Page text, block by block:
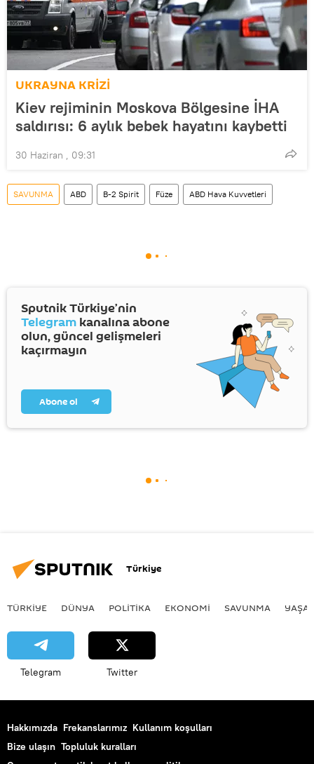
UKRAYNA KRİZİ
Kiev rejiminin Moskova Bölgesine İHA
saldırısı: 6 aylık bebek hayatını kaybetti
30 Haziran , 09:31
SAVUNMA ABD B-2 Spirit Füze ABD Hava Kuvvetleri
Sputnik Türkiye’nin
Telegram kanalına abone
olun, güncel gelişmeleri
kaçırmayın
Abone ol
Türkiye
TÜRKIYE DÜNYA POLİTİKA EKONOMİ SAVUNMA
Telegram Twitter
Hakkımızda Frekanslarımız Kullanım koşulları
Bize ulaşın Topluluk kuralları